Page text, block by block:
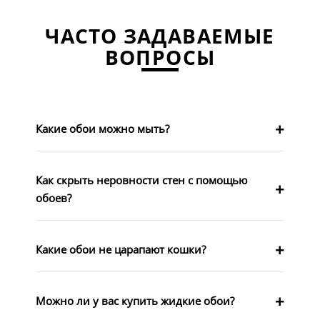
ЧАСТО ЗАДАВАЕМЫЕ
ВОПРОСЫ
Какие обои можно мыть?
Как скрыть неровности стен с помощью
обоев?
Какие обои не царапают кошки?
Можно ли у вас купить жидкие обои?